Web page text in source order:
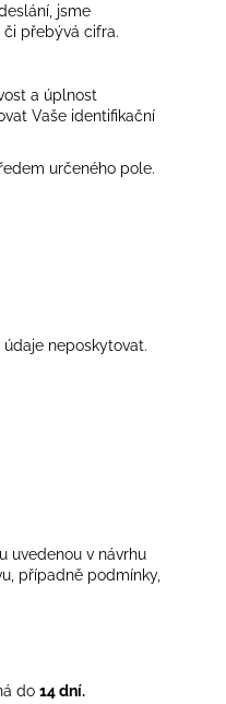
jsme
přebývá cifra.
a úplnost
Vaše identifikační
určeného pole.
neposkytovat.
uvedenou v návrhu
případně podmínky,
do 14 dní.